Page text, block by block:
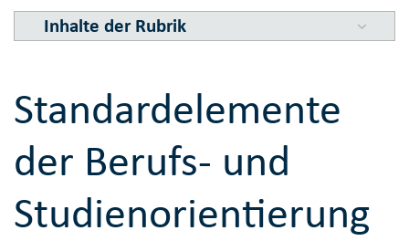
Inhalte der Rubrik
Standardelemente
der Berufs- und
Studienorientierung